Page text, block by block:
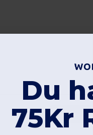
Tilføj
Du
75Kr